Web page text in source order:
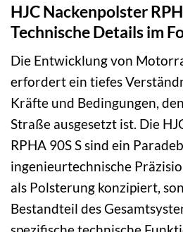
HJC Nackenpolster
Technische Details im
Die Entwicklung von
erfordert ein tiefes
Kräfte und Bedingungen,
Straße ausgesetzt ist. Die
RPHA 90S S sind ein
ingenieurtechnische
als Polsterung konzipiert,
Bestandteil des